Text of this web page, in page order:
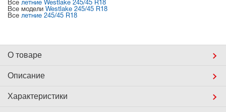
Все летние Westlake 245/45 R18
Все модели Westlake 245/45 R18
Все летние 245/45 R18
О товаре
Описание
Характеристики